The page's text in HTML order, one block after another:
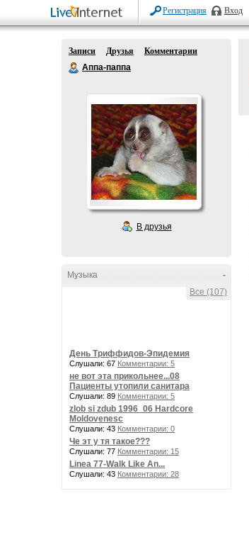
Регистрация Вход
Записи Друзья
Комментарии
Аппа-паппа
В друзья
-
Музыка
Все (107)
День Триффидов-Эпидемия
Слушали: 67 Комментарии: 5
не вот эта прикольнее...08
Пациенты утопили санитара
Слушали: 89 Комментарии: 5
zlob si zdub 1996_06 Hardcore
Moldovenesc
Слушали: 43 Комментарии: 0
Че эт у тя такое???
Слушали: 77 Комментарии: 15
Linea 77-Walk Like An...
Слушали: 43 Комментарии: 28